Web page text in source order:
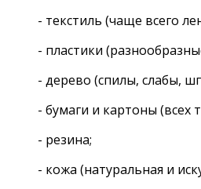
- текстиль (чаще всего
- пластики
- дерево (спилы, слабы,
- бумаги и картоны (всех
- резина;
- кожа (натуральная и